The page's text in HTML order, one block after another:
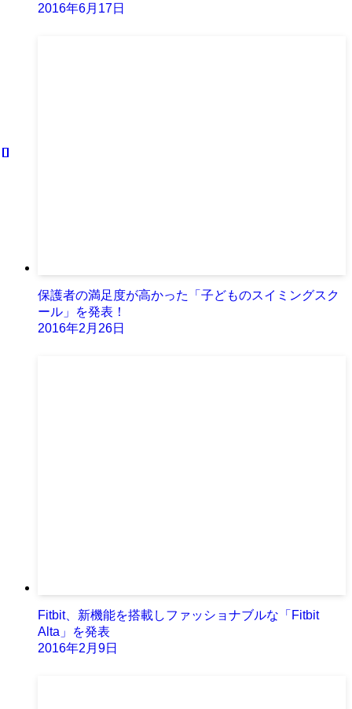
2016年6月17日
保護者の満足度が高かった「子どものスイミングスク
ール」を発表！
2016年2月26日
Fitbit、新機能を搭載しファッショナブルな「Fitbit
Alta」を発表
2016年2月9日